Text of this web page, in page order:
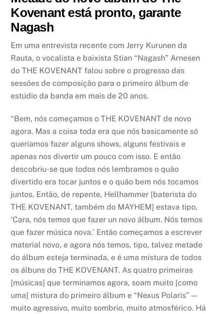
Kovenant está pronto, garante
Nagash
Em uma entrevista recente com Jerry Kurunen da
Rauta, o vocalista e baixista Stian “Nagash” Arnesen
do THE KOVENANT falou sobre o progresso das
sessões de composição para o primeiro álbum de
estúdio da banda em mais de 20 anos.
“Bem, nós começamos o THE KOVENANT de novo
agora. Mas a coisa toda era que nós basicamente só
queríamos fazer alguns shows, alguns festivais e
apenas nos divertir um pouco com isso. E então
descobriu-se que todos nós lembramos o quão
divertido era tocar juntos e o quão bem nós tocamos
juntos. Então, de repente, Hellhammer [baterista do
THE KOVENANT, também do MAYHEM] estava tipo,
‘Cara, nós temos que fazer un novo álbum. Nós temos
que fazer música nova.’ Então começamos a escrever
material novo, e agora nós temos, tipo, talvez metade
do álbum esteja terminada, e é uma mistura de todos
os álbuns do THE KOVENANT. As quatro primeiras
[músicas] que terminamos agora, soam muito [como
uma] mistura do primeiro álbum e “Nexus Polaris” —
muito agressivo, muito sombrio, muito atmosférico. Há